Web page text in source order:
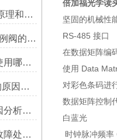
输入输出万可WAGO模块原理和用途
为你介绍FESTO费斯托比例阀的应用和结构原理详解
HIROSE广濑电磁阀应该使用哪种铝合金
ATOS电磁阀结合面渗漏的原因有哪些
美国ASCO电磁阀波动原因分析资料有哪些
ASCO脉冲阀的般维护和故障处理有哪些
倍加福光学读
坚固的机械性
RS-485 接口
在数据矩阵编
使用 Data
对彩色条码进
数据矩阵控制
白蓝光
时钟脉冲频